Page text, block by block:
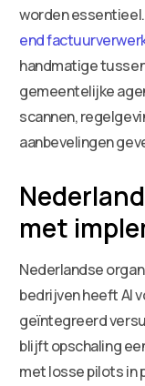
worden
end
handmatige
gemeentelijke
scannen,
aanbevelingen
met
Nederlandse
bedrijven heeft AI
geïntegreerd
blijft opschaling
met losse pilots in